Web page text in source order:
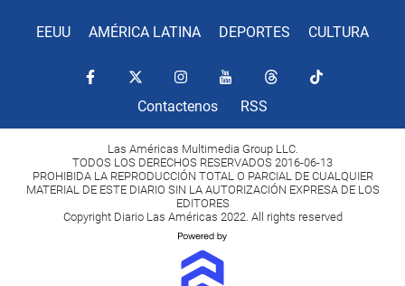
EEUU AMÉRICA LATINA DEPORTES CULTURA
Contactenos RSS
Las Américas Multimedia Group LLC.
TODOS LOS DERECHOS RESERVADOS 2016-06-13
PROHIBIDA LA REPRODUCCIÓN TOTAL O PARCIAL DE CUALQUIER
MATERIAL DE ESTE DIARIO SIN LA AUTORIZACIÓN EXPRESA DE LOS
EDITORES
Copyright Diario Las Américas 2022. All rights reserved